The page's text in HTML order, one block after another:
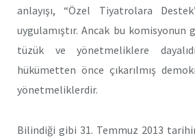
anlayışı, “Özel Tiyatrolara
uygulamıştır. Ancak bu
tüzük ve yönetmeliklere
hükümetten önce çıkarılmış
yönetmeliklerdir.
Bilindiği gibi 31. Temmuz 2013